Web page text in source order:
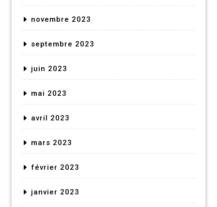
novembre 2023
septembre 2023
juin 2023
mai 2023
avril 2023
mars 2023
février 2023
janvier 2023